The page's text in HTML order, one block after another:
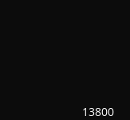
13800